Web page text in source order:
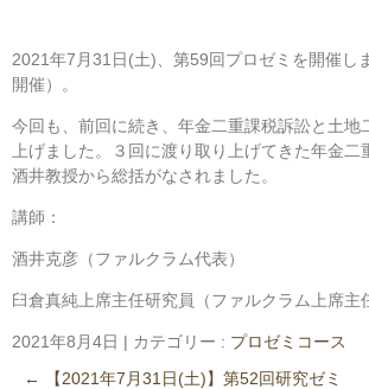
2021年7月31日(土)、第59回プロゼミを開催し
開催）。
今回も、前回に続き、年金二重課税訴訟と土地
上げました。３回に渡り取り上げてきた年金二
酒井教授から総括がなされました。
講師：
酒井克彦（ファルクラム代表）
臼倉真純上席主任研究員（ファルクラム上席主
2021年8月4日 | カテゴリー : プロゼミコース
←
【2021年7月31日(土)】第52回研究ゼミ